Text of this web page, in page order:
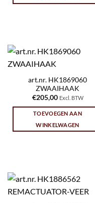
art.nr. HK1869060
ZWAAIHAAK
€205,00 Excl. BTW
TOEVOEGEN AAN
WINKELWAGEN